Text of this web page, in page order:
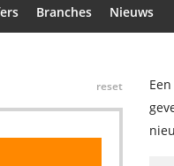
Branches
Nieuws
reset